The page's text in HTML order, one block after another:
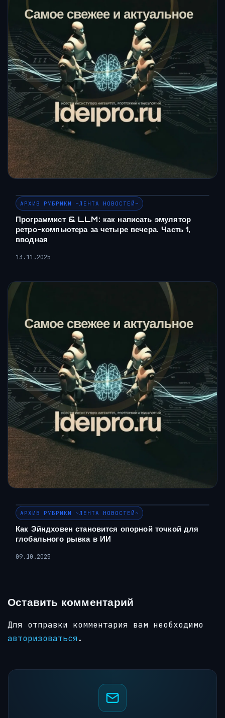
АРХИВ РУБРИКИ ~ЛЕНТА НОВОСТЕЙ~
Программист & LLM: как написать эмулятор
ретро-компьютера за четыре вечера. Часть 1,
вводная
13.11.2025
АРХИВ РУБРИКИ ~ЛЕНТА НОВОСТЕЙ~
Как Эйндховен становится опорной точкой для
глобального рывка в ИИ
09.10.2025
Оставить комментарий
Для отправки комментария вам необходимо
авторизоваться.